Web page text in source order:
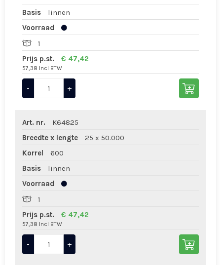
Basis
linnen
Voorraad
1
Prijs p.st.
€ 47,42
57,38 Incl BTW
- +
Art. nr.
K64825
Breedte x lengte
25 x 50.000
Korrel
600
Basis
linnen
Voorraad
1
Prijs p.st.
€ 47,42
57,38 Incl BTW
- +